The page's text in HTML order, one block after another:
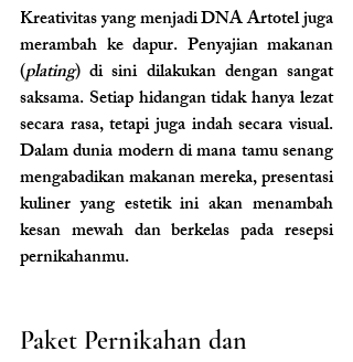
Kreativitas yang menjadi DNA Artotel juga
merambah ke dapur. Penyajian makanan
(plating) di sini dilakukan dengan sangat
saksama. Setiap hidangan tidak hanya lezat
secara rasa, tetapi juga indah secara visual.
Dalam dunia modern di mana tamu senang
mengabadikan makanan mereka, presentasi
kuliner yang estetik ini akan menambah
kesan mewah dan berkelas pada resepsi
pernikahanmu.
Paket Pernikahan dan